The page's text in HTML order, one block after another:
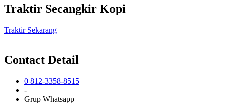
Traktir Secangkir Kopi
Traktir Sekarang
Contact Detail
0 812-3358-8515
-
Grup Whatsapp